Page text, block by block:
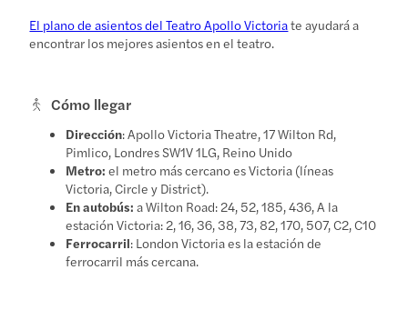
El plano de asientos del Teatro Apollo Victoriate ayudará a
encontrar los mejores asientos en el teatro.
Cómo llegar
Dirección: Apollo Victoria Theatre, 17 Wilton Rd,
Pimlico, Londres SW1V 1LG, Reino Unido
Metro: el metro más cercano es Victoria (líneas
Victoria, Circle y District).
En autobús: a Wilton Road: 24, 52, 185, 436, A la
estación Victoria: 2, 16, 36, 38, 73, 82, 170, 507, C2, C10
Ferrocarril: London Victoria es la estación de
ferrocarril más cercana.